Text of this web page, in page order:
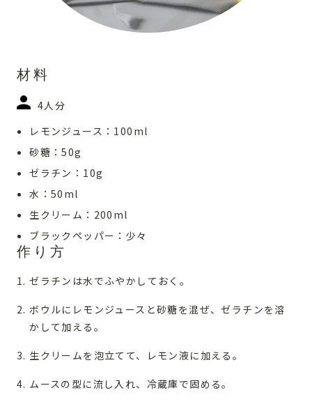
材料
4人分
レモンジュース：100ml
砂糖：50g
ゼラチン：10g
水：50ml
生クリーム：200ml
ブラックペッパー：少々
作り方
ゼラチンは水でふやかしておく。
ボウルにレモンジュースと砂糖を混ぜ、ゼラチンを溶
かして加える。
生クリームを泡立てて、レモン液に加える。
ムースの型に流し入れ、冷蔵庫で固める。